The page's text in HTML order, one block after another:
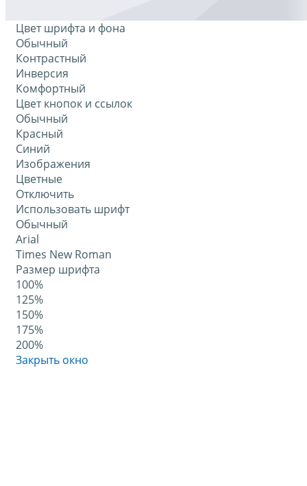
Цвет шрифта и фона
Обычный
Контрастный
Инверсия
Комфортный
Цвет кнопок и ссылок
Обычный
Красный
Синий
Изображения
Цветные
Отключить
Использовать шрифт
Обычный
Arial
Times New Roman
Размер шрифта
100%
125%
150%
175%
200%
Закрыть окно